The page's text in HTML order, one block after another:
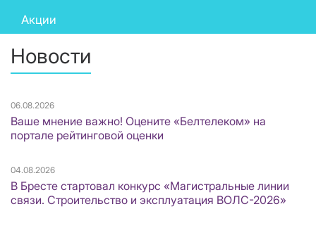
Акции
Новости
06.08.2026
Ваше мнение важно! Оцените «Белтелеком» на
портале рейтинговой оценки
04.08.2026
В Бресте стартовал конкурс «Магистральные линии
связи. Строительство и эксплуатация ВОЛС-2026»